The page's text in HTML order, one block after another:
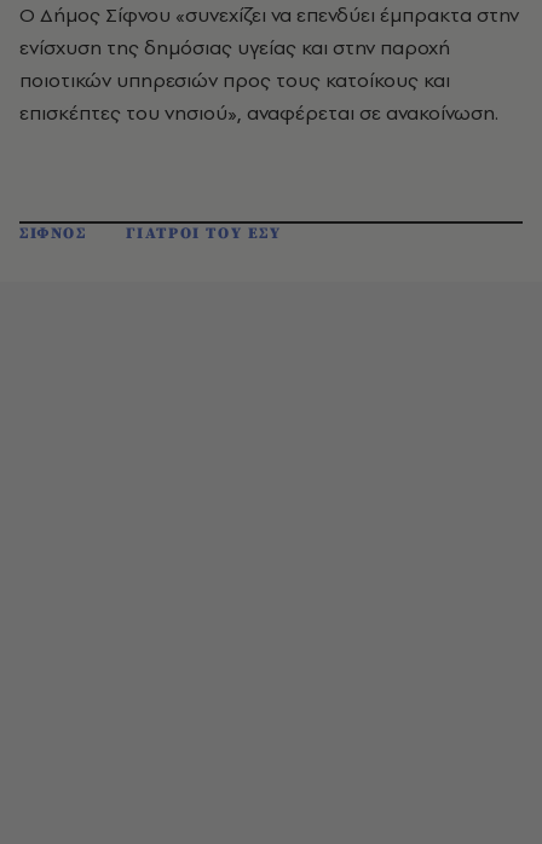
Ο Δήμος Σίφνου «συνεχίζει να επενδύει έμπρακτα στην
ενίσχυση της δημόσιας υγείας και στην παροχή
ποιοτικών υπηρεσιών προς τους κατοίκους και
επισκέπτες του νησιού», αναφέρεται σε ανακοίνωση.
ΣΙΦΝΟΣ ΓΙΑΤΡΟΙ ΤΟΥ ΕΣΥ